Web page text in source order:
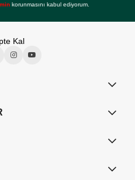
korunmasını kabul ediyorum.
Kal